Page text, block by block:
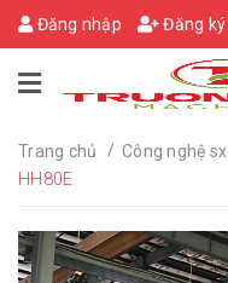
Đăng nhập Đăng ký
Trang chủ / Công nghệ sx
HH80E